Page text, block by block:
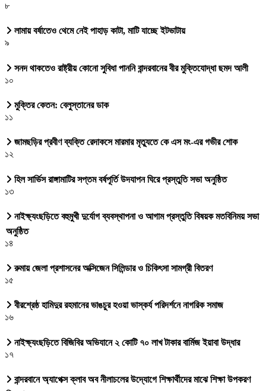
৮
লামায় বর্ষাতেও থেমে নেই পাহাড় কাটা, মাটি যাচ্ছে ইটভাটায়
৯
সনদ থাকতেও রাষ্ট্রীয় কোনো সুবিধা পাননি বান্দরবানের বীর মুক্তিযোদ্ধা ছমদ আলী
১০
মুক্তির কেতন: বেলুস্তানের ডাক
১১
জামছড়ির প্রবীণ ব্যক্তি রেদাকসে মারমার মৃত্যুতে কে এস মং-এর গভীর শোক
১২
হিল সার্ভিস রাঙ্গামাটির সপ্তম বর্ষপূর্তি উদযাপন ঘিরে প্রস্তুতি সভা অনুষ্ঠিত
১৩
নাইক্ষ্যংছড়িতে বহুমুখী দুর্যোগ ব্যবস্থাপনা ও আগাম প্রস্তুতি বিষয়ক মতবিনিময় সভা
অনুষ্ঠিত
১৪
রুমায় জেলা প্রশাসনের অক্সিজেন সিলিন্ডার ও চিকিৎসা সামগ্রী বিতরণ
১৫
বীরশ্রেষ্ঠ হামিদুর রহমানের ভাঙচুর হওয়া ভাস্কর্য পরিদর্শনে নাগরিক সমাজ
১৬
নাইক্ষ্যংছড়িতে বিজিবির অভিযানে ২ কোটি ৭০ লাখ টাকার বার্মিজ ইয়াবা উদ্ধার
১৭
বান্দরবানে অ্যাপেক্স ক্লাব অব নীলাচলের উদ্যোগে শিক্ষার্থীদের মাঝে শিক্ষা উপকরণ